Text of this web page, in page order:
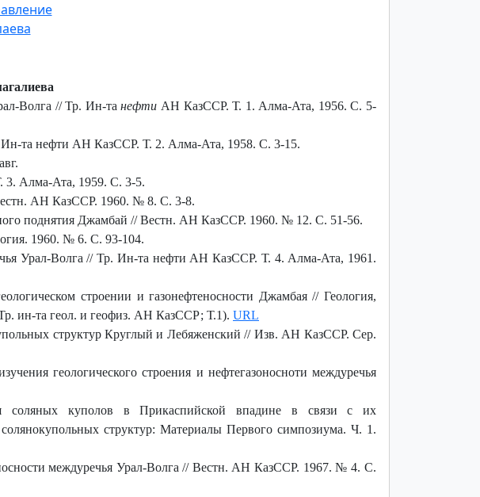
Волга // Тр. Ин-танефти АН КазССР. Т. 1. Алма-Ата, 1956. C. 5-
Ин-та нефти АН КазССР. Т. 2. Алма-Ата, 1958. С. 3-15.
Алма-Ата, 1959. C. 3-5.
АН КазССР. 1960. № 8. С. 3-8.
поднятия Джамбай // Вестн. АН КазССР. 1960. № 12. С. 51-56.
1960. № 6. С. 93-104.
Урал-Волга // Тр. Ин-та нефти АН КазССР. Т. 4. Алма-Ата, 1961.
строении и газонефтеносности Джамбая // Геология,
ин-та геол. и геофиз. АН КазССР; Т.1). URL
структур Круглый и Лебяженский // Изв. АН КазССР. Сер.
геологического строения и нефтегазоносноти междуречья
соляных куполов в Прикаспийской впадине в связи с их
структур: Материалы Первого симпозиума. Ч. 1.
междуречья Урал-Волга // Вестн. АН КазССР. 1967. № 4. С.